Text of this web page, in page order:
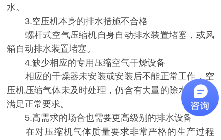
水。
3.空压机本身的排水措施不合格
螺杆式空气压缩机自身自动排水装置堵塞，或风
箱自动排水装置堵塞。
4.缺少相应的专用压缩空气干燥设备
相应的干燥器未安装或安装后不能正常工作，空
压机压缩气体未及时处理，仍含有大量的除水，不能
满足正常要求。
5.高需求的场合也需要更高级别的排水设备
在对压缩机气体质量要求非常严格的生产过程